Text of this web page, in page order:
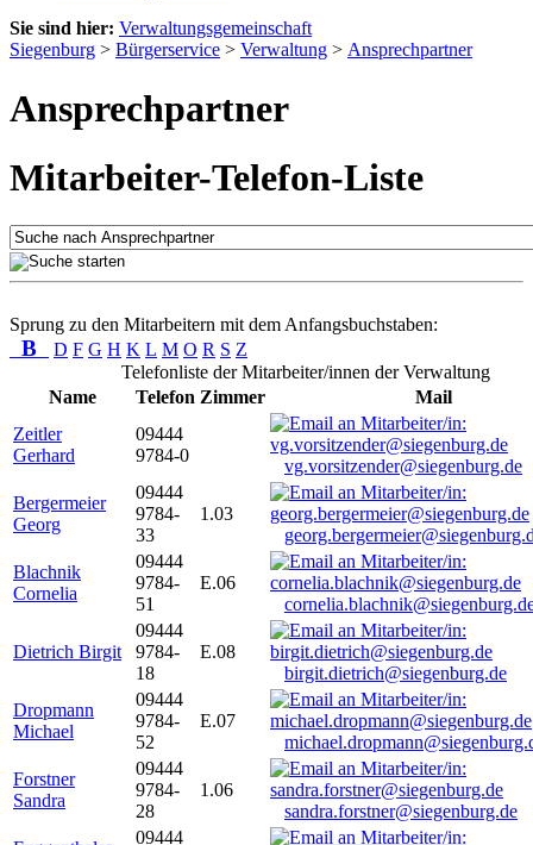
Sie sind hier: Verwaltungsgemeinschaft
Siegenburg > Bürgerservice > Verwaltung > Ansprechpartner
Ansprechpartner
Mitarbeiter-Telefon-Liste
Sprung zu den Mitarbeitern mit dem Anfangsbuchstaben:
B D F G H K L M O R S Z
Telefonliste der Mitarbeiter/innen der Verwaltung
Name
Telefon Zimmer
Mail
Zeitler
Gerhard
09444
9784-0
vg.vorsitzender@siegenburg.de
Bergermeier
Georg
09444
9784-
33
1.03
Blachnik
Cornelia
09444
9784-
51
E.06
Dietrich Birgit
09444
9784-
18
E.08
birgit.dietrich@siegenburg.de
Dropmann
Michael
09444
9784-
52
E.07
Forstner
Sandra
09444
9784-
28
1.06
sandra.forstner@siegenburg.de
09444